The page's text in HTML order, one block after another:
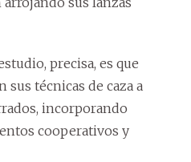
precisa, es que
sus técnicas de caza a
incorporando
cooperativos y